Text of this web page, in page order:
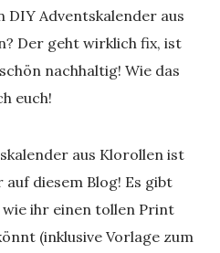
Adventskalender aus
Der geht wirklich fix, ist
nachhaltig! Wie das
euch!
aus Klorollen ist
diesem Blog! Es gibt
ihr einen tollen Print
(inklusive Vorlage zum